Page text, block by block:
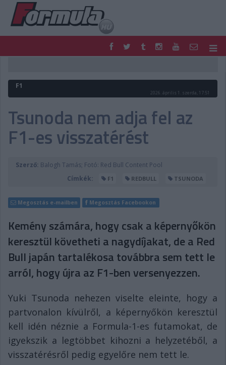
FORMULA
MOTOR
PODCAST
SHOP
LIVE
TIPPJÁTÉK
DIGITÁLIS MAGAZIN
PONTÁLLÁSOK
F1
2026. április 1. szerda, 17:51
Tsunoda nem adja fel az
F1-es visszatérést
Szerző: Balogh Tamás; Fotó: Red Bull Content Pool
Címkék:
F1 REDBULL TSUNODA
Megosztás e-mailben Megosztás Facebookon
Kemény számára, hogy csak a képernyőkön
keresztül követheti a nagydíjakat, de a Red
Bull japán tartalékosa továbbra sem tett le
arról, hogy újra az F1-ben versenyezzen.
Yuki Tsunoda nehezen viselte eleinte, hogy a
partvonalon kívülről, a képernyőkön keresztül
kell idén néznie a Formula-1-es futamokat, de
igyekszik a legtöbbet kihozni a helyzetéből, a
visszatérésről pedig egyelőre nem tett le.